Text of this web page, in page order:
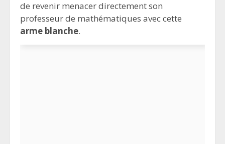
de revenir menacer directement son
professeur de mathématiques avec cette
arme blanche.